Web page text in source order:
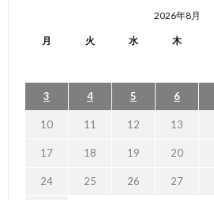
2026年8月
月 火 水 木
3 4 5 6
10 11 12 13
17 18 19 20
24 25 26 27